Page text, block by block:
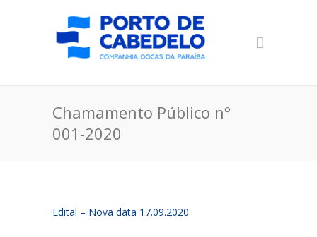
Chamamento Público nº
001-2020
Edital – Nova data 17.09.2020